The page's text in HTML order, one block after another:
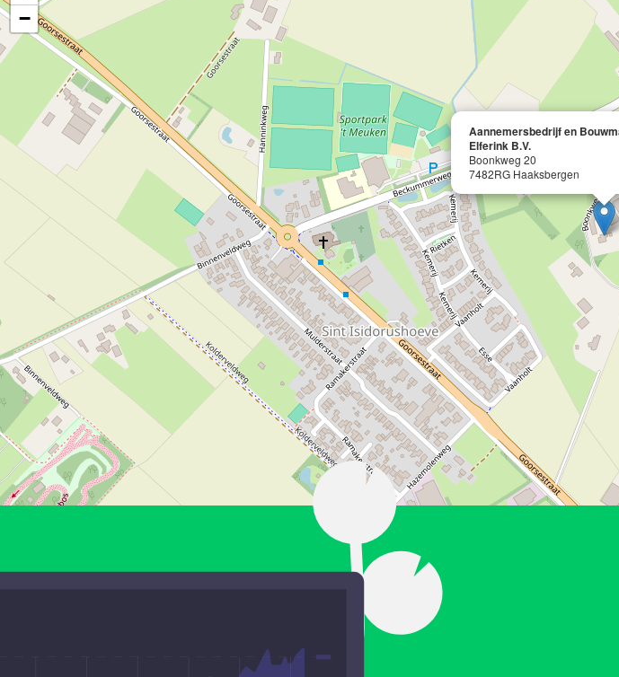
Aannemersbedrijf en
Elferink B.V.
Boonkweg 20
7482RG Haaksbergen
−